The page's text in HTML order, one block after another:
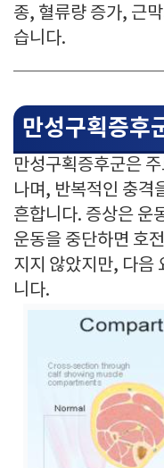
종, 혈류량 증가, 근
습니다.
만성구획증후
만성구획증후군은
나며, 반복적인 충격
흔합니다. 증상은 운
운동을 중단하면 호
지지 않았지만, 다음
니다.